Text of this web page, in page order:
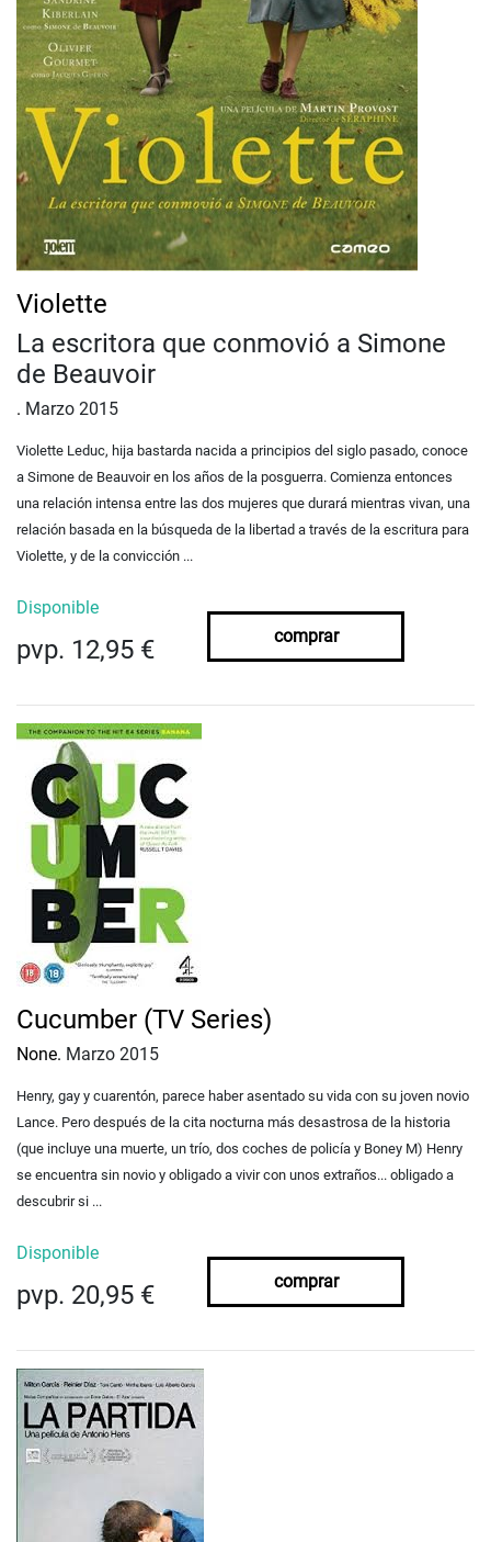
Violette
La escritora que conmovió a Simone
de Beauvoir
. Marzo 2015
Violette Leduc, hija bastarda nacida a principios del siglo pasado, conoce
a Simone de Beauvoir en los años de la posguerra. Comienza entonces
una relación intensa entre las dos mujeres que durará mientras vivan, una
relación basada en la búsqueda de la libertad a través de la escritura para
Violette, y de la convicción ...
Disponible
pvp. 12,95 € comprar
Cucumber (TV Series)
None. Marzo 2015
Henry, gay y cuarentón, parece haber asentado su vida con su joven novio
Lance. Pero después de la cita nocturna más desastrosa de la historia
(que incluye una muerte, un trío, dos coches de policía y Boney M) Henry
se encuentra sin novio y obligado a vivir con unos extraños... obligado a
descubrir si ...
Disponible
pvp. 20,95 € comprar